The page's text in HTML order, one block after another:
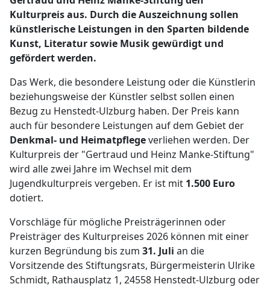
Kulturpreis aus. Durch die Auszeichnung sollen
künstlerische Leistungen in den Sparten bildende
Kunst, Literatur sowie Musik gewürdigt und
gefördert werden.
Das Werk, die besondere Leistung oder die Künstlerin
beziehungsweise der Künstler selbst sollen einen
Bezug zu Henstedt-Ulzburg haben. Der Preis kann
auch für besondere Leistungen auf dem Gebiet der
Denkmal- und Heimatpflegeverliehen werden. Der
Kulturpreis der "Gertraud und Heinz Manke-Stiftung"
wird alle zwei Jahre im Wechsel mit dem
Jugendkulturpreis vergeben. Er ist mit 1.500 Euro
dotiert.
Vorschläge für mögliche Preisträgerinnen oder
Preisträger des Kulturpreises 2026 können mit einer
kurzen Begründung bis zum 31. Juli an die
Vorsitzende des Stiftungsrats, Bürgermeisterin Ulrike
Schmidt, Rathausplatz 1, 24558 Henstedt-Ulzburg oder